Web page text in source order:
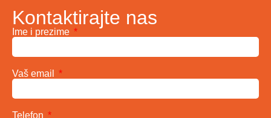
Kontaktirajte nas
Ime i prezime
Vaš email
Telefon